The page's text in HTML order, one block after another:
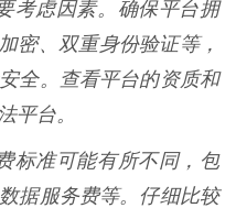
考虑因素。确保平台拥
密、双重身份验证等，
全。查看平台的资质和
平台。
标准可能有所不同，包
据服务费等。仔细比较